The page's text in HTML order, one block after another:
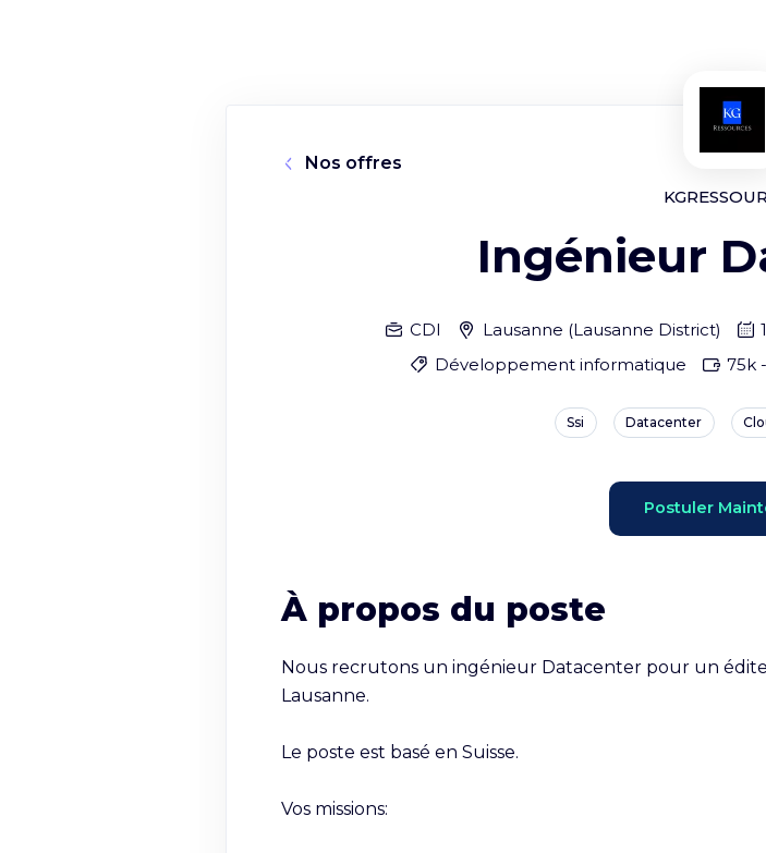
Nos offres
Ingénieur
CDI Lausanne (Lausanne District)
Développement informatique
75k
Ssi Datacenter
Postuler
À propos du poste
Nous recrutons un ingénieur Datacenter pour un
Lausanne.
Le poste est basé en Suisse.
Vos missions: